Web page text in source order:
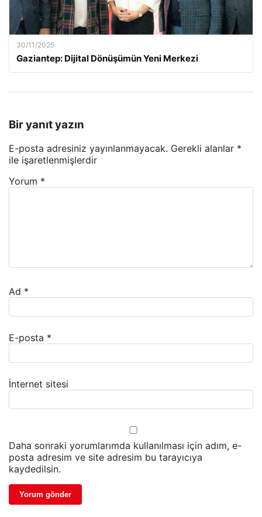
30/11/2025
Gaziantep: Dijital Dönüşümün Yeni Merkezi
Bir yanıt yazın
E-posta adresiniz yayınlanmayacak. Gerekli alanlar *
ile işaretlenmişlerdir
Yorum *
Ad *
E-posta *
İnternet sitesi
Daha sonraki yorumlarımda kullanılması için adım, e-
posta adresim ve site adresim bu tarayıcıya
kaydedilsin.